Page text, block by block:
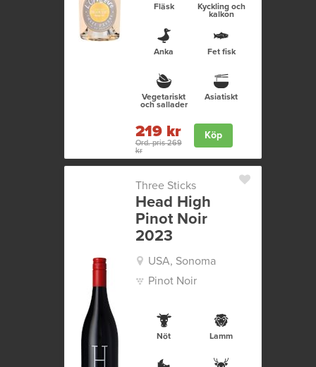
Fläsk Kyckling och
kalkon
Anka Fet fisk
Vegetariskt
och sallader
Asiatiskt
219 kr
Ord. pris 269
kr
Köp
Three Sticks
Head High
Pinot Noir
2023
USA, Sonoma
Pinot Noir
Nöt Lamm